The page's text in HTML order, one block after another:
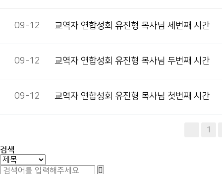
09-12 교역자 연합성회 유진형 목사님 세번째 시간
09-12 교역자 연합성회 유진형 목사님 두번째 시간
09-12 교역자 연합성회 유진형 목사님 첫번째 시간
1
검색